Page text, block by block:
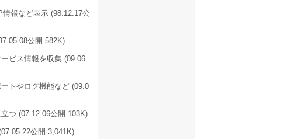
報など表示 (98.12.17公
公開 582K)
ビス情報を収集 (09.06.
トやログ機能など (09.0
つ (07.12.06公開 103K)
公開 3,041K)